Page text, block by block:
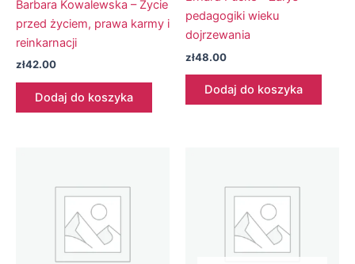
Barbara Kowalewska – Życie
przed życiem, prawa karmy i
reinkarnacji
zł42.00
Dodaj do koszyka
pedagogiki wieku
dojrzewania
zł48.00
Dodaj do koszyka